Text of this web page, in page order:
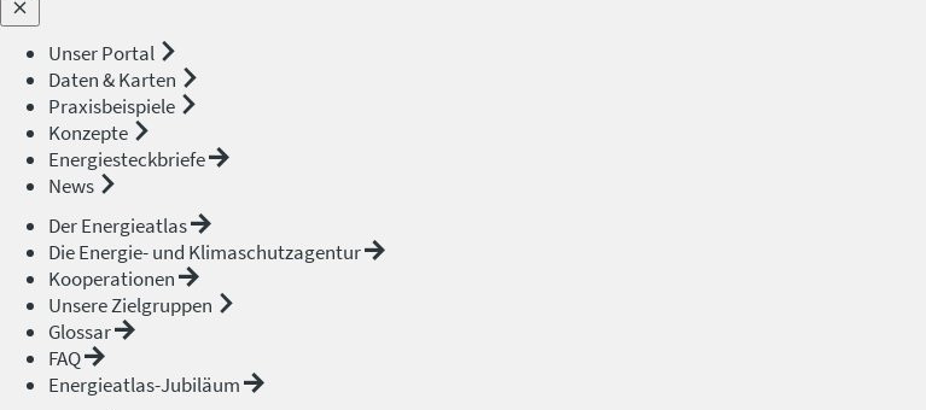
Unser Portal
Daten & Karten
Praxisbeispiele
Konzepte
Energiesteckbriefe
News
Der Energieatlas
Die Energie- und Klimaschutzagentur
Kooperationen
Unsere Zielgruppen
Glossar
FAQ
Energieatlas-Jubiläum